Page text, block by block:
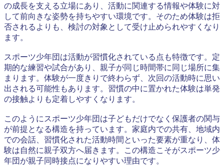
の成長を支える立場にあり、活動に関連する情報や体験に対
して前向きな姿勢を持ちやすい環境です。そのため体験は拒
否されるよりも、検討の対象として受け止められやすくなり
ます。
スポーツ少年団は活動が習慣化されている点も特徴です。定
期的な練習や試合があり、親子が同じ時間帯に同じ場所に集
まります。体験が一度きりで終わらず、次回の活動時に思い
出される可能性もあります。習慣の中に置かれた体験は単発
の接触よりも定着しやすくなります。
このようにスポーツ少年団は子どもだけでなく保護者の関与
が前提となる構造を持っています。家庭内での共有、地域内
での会話、習慣化された活動時間といった要素が重なり、体
験は自然に親子双方へ届きます。この構造こそがスポーツ少
年団が親子同時接点になりやすい理由です。